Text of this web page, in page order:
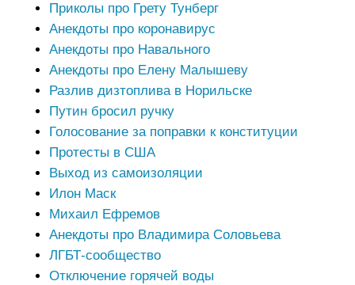
Приколы про Грету Тунберг
Анекдоты про коронавирус
Анекдоты про Навального
Анекдоты про Елену Малышеву
Разлив дизтоплива в Норильске
Путин бросил ручку
Голосование за поправки к конституции
Протесты в США
Выход из самоизоляции
Илон Маск
Михаил Ефремов
Анекдоты про Владимира Соловьева
ЛГБТ-сообщество
Отключение горячей воды